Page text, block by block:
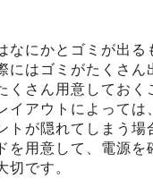
なにかとゴミが出る
にはゴミがたくさん
くさん用意しておく
イアウトによっては
トが隠れてしまう場
を用意して、電源を
です。